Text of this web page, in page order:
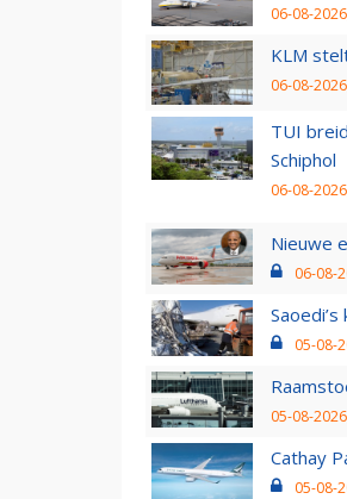
06-08-
KLM
06-08-
TUI
Schiphol
06-08-
Nieuwe
06-08-
05-08-
05-08-
Cathay
05-08-